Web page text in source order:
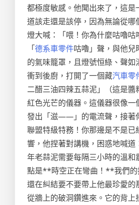
都極度敏感。他聞出來了，這
道該走還是該停，因為無論從哪
燈大喊：「喂！你為什麼咕嚕
「德系車零件咕嚕」聲，與他
的氣味籠罩，且燈號恒綠、聲
衝到後廚，打開了一個藏汽車零
二醋三油四辣五蒜泥」（這是
紅色光芒的儀器。這儀器很像
發出「滋——」的電流聲，接著
聯盟特級特務！你那邊是不是
響，他捏著對講機，困惑地喊
年老蒜泥需要每隔三小時的溫
點是**時空正在彎曲！**我們
還在糾結要不要帶上他最珍愛
從牆上的破洞鑽進來。它的背上